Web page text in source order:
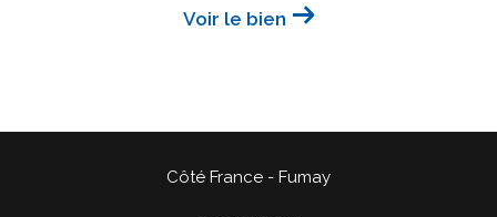
Voir le bien
Côté France - Fumay